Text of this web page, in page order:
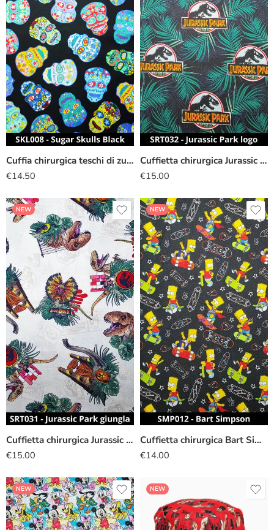
Cuffia chirurgica teschi di zucchero
€14.50
Cuffietta chirurgica Jurassic Park logo
€15.00
NEW
Cuffietta chirurgica Jurassic Park giungla
€15.00
NEW
Cuffietta chirurgica Bart Simpson
€14.00
NEW NEW